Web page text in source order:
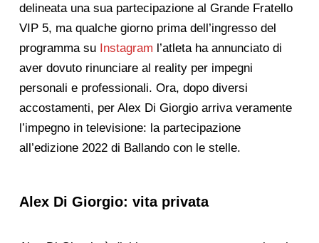
delineata una sua partecipazione al Grande Fratello
VIP 5, ma qualche giorno prima dell’ingresso del
programma su Instagram l’atleta ha annunciato di
aver dovuto rinunciare al reality per impegni
personali e professionali. Ora, dopo diversi
accostamenti, per Alex Di Giorgio arriva veramente
l’impegno in televisione: la partecipazione
all’edizione 2022 di Ballando con le stelle.
Alex Di Giorgio: vita privata